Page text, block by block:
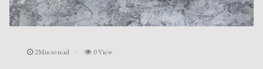
2Min to read 0 View